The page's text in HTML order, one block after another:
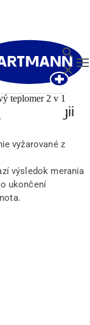
teplomer 2 v 1
technológii
vyžarované z
výsledok merania
ukončení